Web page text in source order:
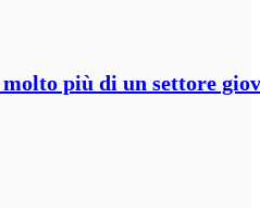
più di un settore